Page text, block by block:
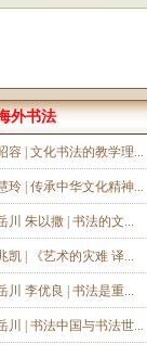
外书法
容 | 文化书法的教学理...
玲 | 传承中华文化精神...
川 朱以撒 | 书法的文...
凯 | 《艺术的灾难 译...
川 李优良 | 书法是重...
川 | 书法中国与书法世...